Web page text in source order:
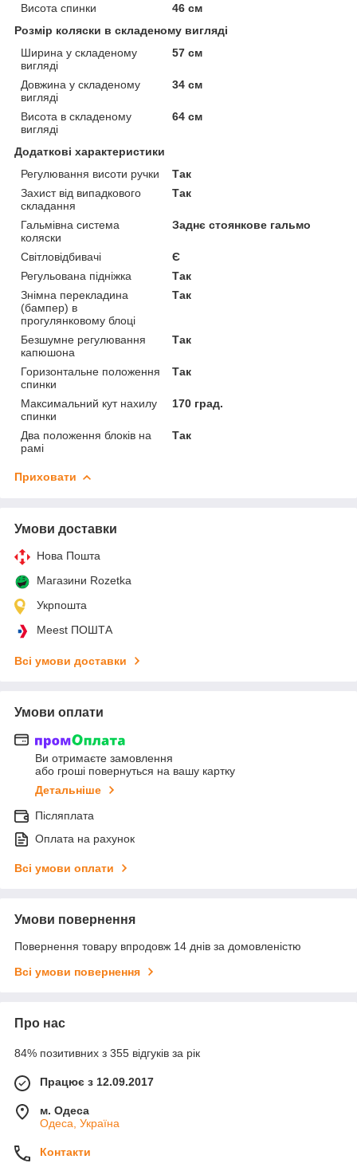
Висота спинки
46 см
Розмір коляски в складеному вигляді
Ширина у складеному
вигляді
57 см
Довжина у складеному
вигляді
34 см
Висота в складеному
вигляді
64 см
Додаткові характеристики
Регулювання висоти ручки
Так
Захист від випадкового
складання
Так
Гальмівна система
коляски
Заднє стоянкове гальмо
Світловідбивачі
Є
Регульована підніжка
Так
Знімна перекладина
(бампер) в
прогулянковому блоці
Так
Безшумне регулювання
капюшона
Так
Горизонтальне положення
спинки
Так
Максимальний кут нахилу
спинки
170 град.
Два положення блоків на
рамі
Так
Приховати
Умови доставки
Нова Пошта
Магазини Rozetka
Укрпошта
Meest ПОШТА
Всі умови доставки
Умови оплати
Ви отримаєте замовлення
або гроші повернуться на вашу картку
Детальніше
Післяплата
Оплата на рахунок
Всі умови оплати
Умови повернення
Повернення товару впродовж 14 днів за домовленістю
Всі умови повернення
Про нас
84% позитивних з 355 відгуків за рік
Працює з 12.09.2017
м. Одеса
Одеса, Україна
Контакти